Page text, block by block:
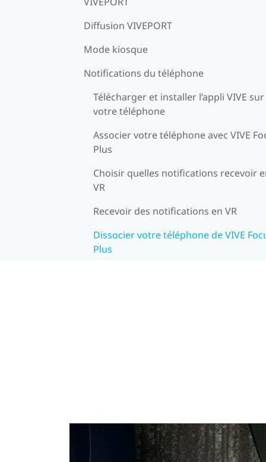
Diffusion VIVEPORT
Mode kiosque
Notifications du téléphone
Télécharger et installer l’appli VIVE sur
votre téléphone
Associer votre téléphone avec VIVE
Plus
Choisir quelles notifications recevoir
VR
Recevoir des notifications en VR
Dissocier votre téléphone de VIVE
Plus